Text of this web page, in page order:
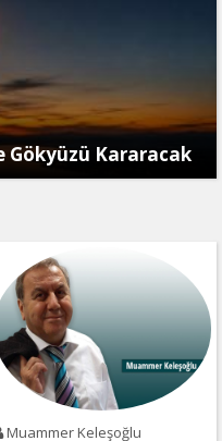
Gökyüzü Kararacak
Muammer Keleşoğlu